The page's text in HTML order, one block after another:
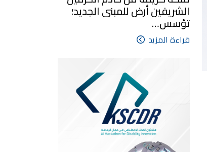
الشريفين أرض للمبنى الجديد؛
تؤسس…
قراءة المزيد